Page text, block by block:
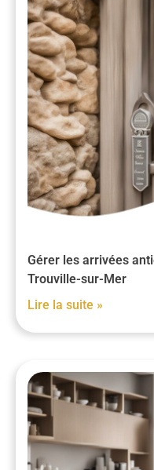
Gérer les arrivées
Trouville-sur-Mer
Lire la suite »